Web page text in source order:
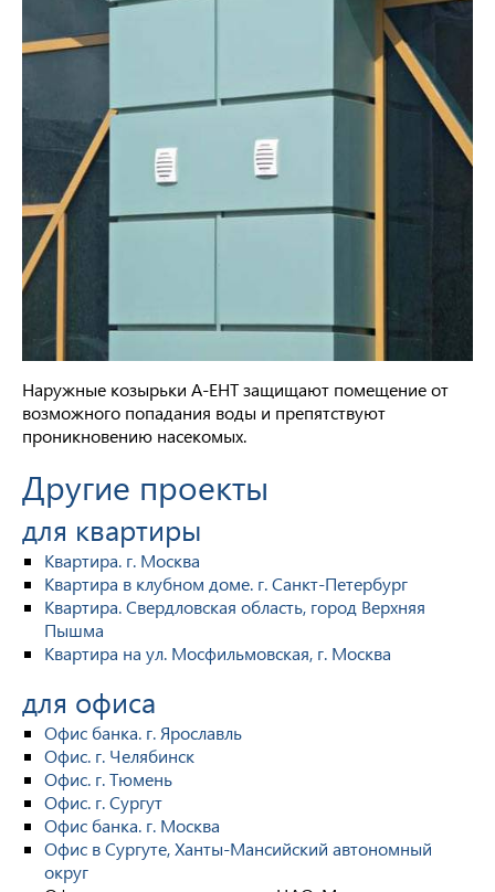
Наружные козырьки A-EHT защищают помещение от
возможного попадания воды и препятствуют
проникновению насекомых.
Другие проекты
для квартиры
Квартира. г. Москва
Квартира в клубном доме. г. Санкт-Петербург
Квартира. Свердловская область, город Верхняя
Пышма
Квартира на ул. Мосфильмовская, г. Москва
для офиса
Офис банка. г. Ярославль
Офис. г. Челябинск
Офис. г. Тюмень
Офис. г. Сургут
Офис банка. г. Москва
Офис в Сургуте, Ханты-Мансийский автономный
округ